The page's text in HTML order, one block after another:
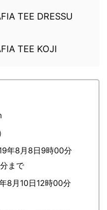
TEE DRESSU
TEE KOJI
年8月8日9時00分
まで
8月10日12時00分